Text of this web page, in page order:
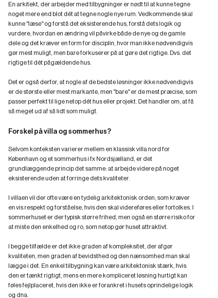
En arkitekt, der arbejder med tilbygninger er nødt til at kunne tegne
noget mere end blot dét at tegne nogle nye rum. Vedkommende skal
kunne "læse" og forstå det eksisterende hus, forstå dets logik og
vurdere, hvordan en ændring vil påvirke både de nye og de gamle
dele og det kræver en form for disciplin, hvor man ikke nødvendigvis
gør mest muligt, men bare forkuserer på at gøre det rigtige. Dvs. det
rigtige til dét pågældende hus.
Det er også derfor, at nogle af de bedste løsninger ikke nødvendigvis
er de største eller mest markante, men "bare" er de mest præcise, som
passer perfekt til lige netop dét hus eller projekt. Det handler om, at få
så meget ud af så lidt som muligt.
Forskel på villa og sommerhus?
Selvom konteksten varierer mellem en klassisk villa nord for
København og et sommerhus i fx Nordsjælland, er det
grundlæggende princip det samme: at arbejde videre på noget
eksisterende uden at forringe dets kvaliteter.
I villaen vil der ofte være en tydelig arkitektonisk orden, som kræver
en vis respekt og forståelse, hvis den skal videreføres eller fortolkes. I
sommerhuset er der typisk større frihed, men også en større risiko for
at miste den enkelhed og ro, som netop gør huset attraktivt.
I begge tilfælde er det ikke graden af kompleksitet, der afgør
kvaliteten, men graden af bevidsthed og den nænsomhed man skal
lægge i det. En enkel tilbygning kan være arkitektonisk stærk, hvis
den er tænkt rigtigt, mens en mere kompliceret løsning hurtigt kan
føles fejlplaceret, hvis den ikke er forankret i husets oprindelige logik
og dna.